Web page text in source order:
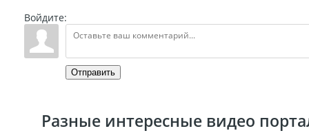
Войдите:
Отправить
Разные интересные видео